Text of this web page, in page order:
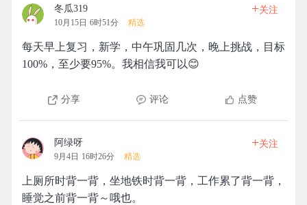
冬瓜319
10月15日 6时51分 精选
+关注
每天早上复习，新学，中午巩固几次，晚上挑战，目标
100%，至少要95%。我相信我可以😊
分享 评论 点赞
阿绿呀
9月4日 16时26分 精选
+关注
上厕所时背一背，坐地铁时背一背，工作累了背一背，
睡觉之前背一背～哦也。